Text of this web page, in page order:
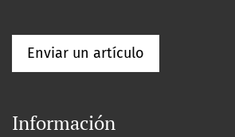
Enviar un artículo
Información